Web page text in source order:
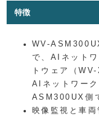
特徴
WV-
で、AIネット
トウェア（
AIネットワー
ASM300UX側
映像監視と車